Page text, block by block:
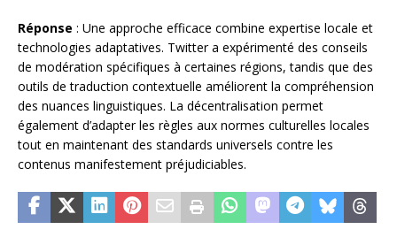
Réponse : Une approche efficace combine expertise locale et
technologies adaptatives. Twitter a expérimenté des conseils
de modération spécifiques à certaines régions, tandis que des
outils de traduction contextuelle améliorent la compréhension
des nuances linguistiques. La décentralisation permet
également d’adapter les règles aux normes culturelles locales
tout en maintenant des standards universels contre les
contenus manifestement préjudiciables.